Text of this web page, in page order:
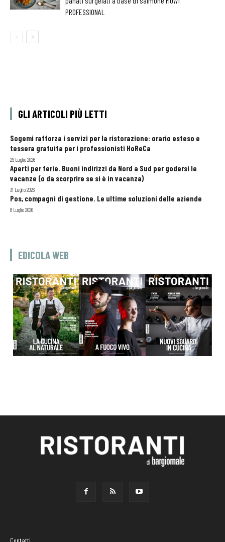
PROFESSIONAL
GLI ARTICOLI PIÙ LETTI
Sogemi rafforza i servizi per la ristorazione: orario esteso e
tessera gratuita per i professionisti HoReCa
29 Luglio 2026
Aperti per ferie. Buoni indirizzi da Nord a Sud per godersi le
vacanze (o da scorprire se si è in vacanza)
31 Luglio 2026
Pos, compagni di gestione. Le ultime soluzioni delle aziende
8 Luglio 2026
EDICOLA WEB
Contatti